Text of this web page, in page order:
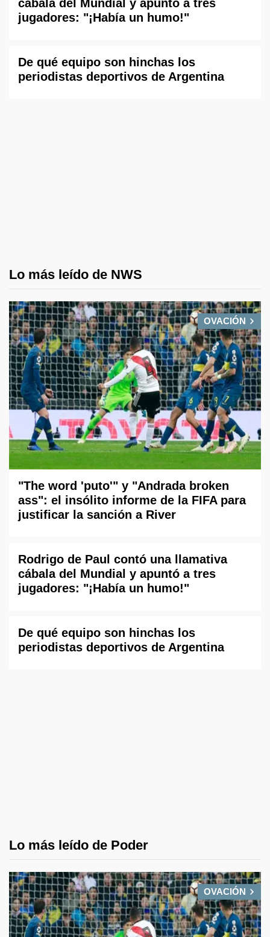
cábala del Mundial y apuntó a tres
jugadores: "¡Había un humo!"
De qué equipo son hinchas los
periodistas deportivos de Argentina
Lo más leído de NWS
OVACIÓN
"The word 'puto'" y "Andrada broken
ass": el insólito informe de la FIFA para
justificar la sanción a River
Rodrigo de Paul contó una llamativa
cábala del Mundial y apuntó a tres
jugadores: "¡Había un humo!"
De qué equipo son hinchas los
periodistas deportivos de Argentina
Lo más leído de Poder
OVACIÓN